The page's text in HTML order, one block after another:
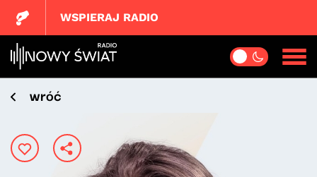
WSPIERAJ RADIO
wróć